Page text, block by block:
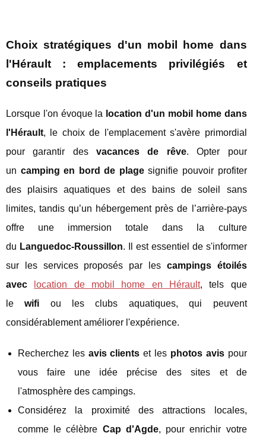
Choix stratégiques d'un mobil home dans
l'Hérault : emplacements privilégiés et
conseils pratiques
Lorsque l'on évoque la location d'un mobil home dans
l'Hérault, le choix de l'emplacement s'avère primordial
pour garantir desvacances de rêve. Opter pour
un camping en bord de plagesignifie pouvoir profiter
des plaisirs aquatiques et des bains de soleil sans
limites, tandis qu’un hébergement près de l’arrière-pays
offre une immersion totale dans la culture
du Languedoc-Roussillon. Il est essentiel de s'informer
sur les services proposés par les campings étoilés
avec
location de mobil home en Hérault, tels que
lewifi ou les clubs aquatiques, qui peuvent
considérablement améliorer l'expérience.
Recherchez les avis clients et les photos avispour
vous faire une idée précise des sites et de
l'atmosphère des campings.
Considérez la proximité des attractions locales,
comme le célèbre Cap d'Agde, pour enrichir votre